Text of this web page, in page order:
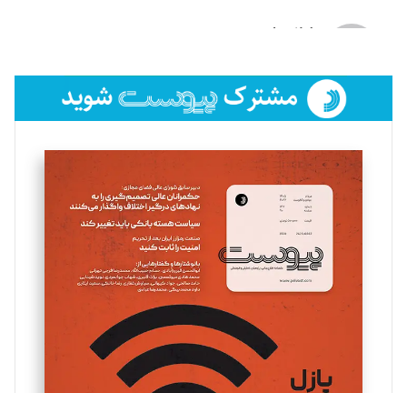
لیلا حنارود
فائزه فتحی رستمی
تحریریه
سروش کرمیان
تحریریه
مینا پاکدل
یسنا امان‌پور